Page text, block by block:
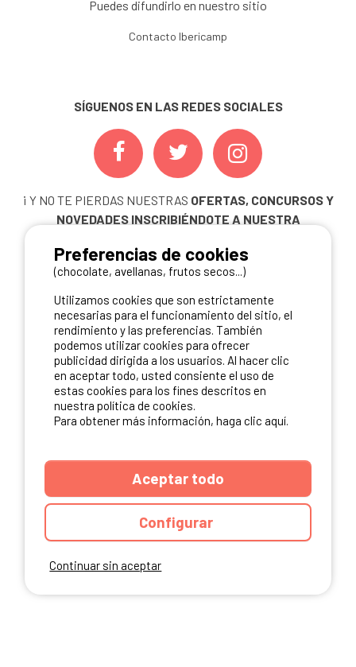
Puedes difundirlo en nuestro sitio
Contacto Ibericamp
SÍGUENOS EN LAS REDES SOCIALES
¡ Y NO TE PIERDAS NUESTRAS OFERTAS, CONCURSOS Y
NOVEDADES INSCRIBIÉNDOTE A NUESTRA
ME INSCRIBO
NUESTROS PARTNERS
Continuar sin aceptar
Preferencias de cookies
(chocolate, avellanas, frutos secos...)
Utilizamos cookies que son estrictamente
necesarias para el funcionamiento del sitio, el
rendimiento y las preferencias. También
podemos utilizar cookies para ofrecer
publicidad dirigida a los usuarios. Al hacer clic
en aceptar todo, usted consiente el uso de
estas cookies para los fines descritos en
nuestra política de cookies.
Para obtener más información, haga clic aquí.
Aceptar todo
Configurar